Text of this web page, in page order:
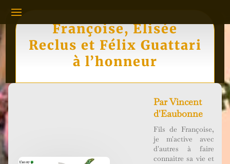
Françoise, Élisée
Reclus et Félix Guattari
à l’honneur
ParVincent
d'Eaubonne
Fils de Françoise,
je m'active avec
d'autres à faire
connaitre sa vie et